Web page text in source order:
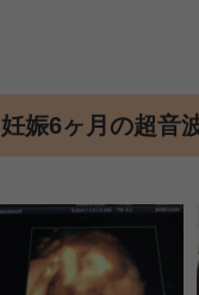
妊娠6ヶ月の超音